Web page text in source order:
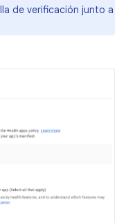
de verificación junto a